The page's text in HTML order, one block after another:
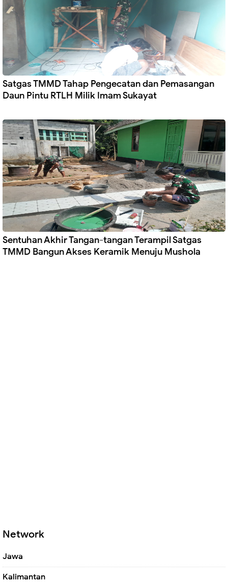
Satgas TMMD Tahap Pengecatan dan Pemasangan
Daun Pintu RTLH Milik Imam Sukayat
Sentuhan Akhir Tangan-tangan Terampil Satgas
TMMD Bangun Akses Keramik Menuju Mushola
Network
Jawa
Kalimantan